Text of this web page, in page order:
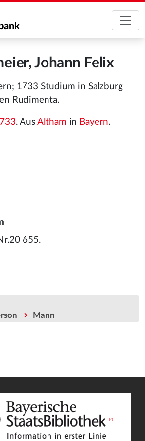
Johann Felix
1733 Studium in Salzburg
Rudimenta.
. Aus Altham in Bayern.
655.
Mann